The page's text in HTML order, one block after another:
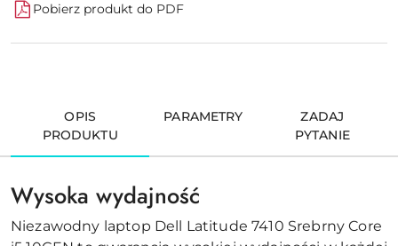
Pobierz produkt do PDF
OPIS
PRODUKTU
PARAMETRY
ZADAJ
PYTANIE
Wysoka wydajność
Niezawodny laptop Dell Latitude 7410 Srebrny Core